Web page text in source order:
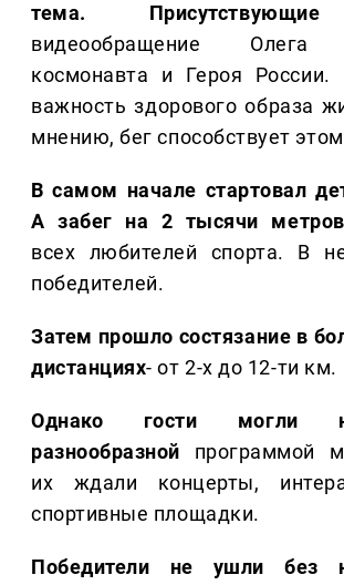
тема. Присутствующие
видеообращение Олега
космонавта и Героя России.
важность здорового образа
мнению, бег способствует
В самом начале стартовал
А забег на 2 тысячи метров
всех любителей спорта. В
победителей.
Затем прошло состязание в
дистанциях- от 2-х до 12-ти км.
Однако гости могли
разнообразной программой
их ждали концерты,
спортивные площадки.
Победители не ушли без